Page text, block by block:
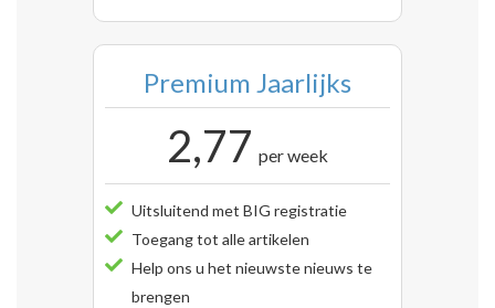
Premium Jaarlijks
2,77 per week
Uitsluitend met BIG registratie
Toegang tot alle artikelen
Help ons u het nieuwste nieuws te
brengen